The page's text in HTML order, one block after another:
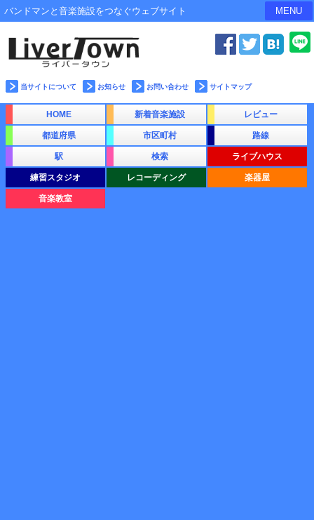
バンドマンと音楽施設をつなぐウェブサイト MENU
当サイトについて お知らせ お問い合わせ サイトマップ
HOME 新着音楽施設 レビュー
都道府県 市区町村 路線
駅 検索 ライブハウス
練習スタジオ レコーディング 楽器屋
音楽教室